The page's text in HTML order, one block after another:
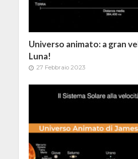
Universo animato: a gran
Luna!
27 Febbraio 2023